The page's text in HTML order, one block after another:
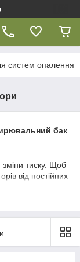
систем опалення
бак
зміни тиску. Щоб
від постійних
бак
станції
з